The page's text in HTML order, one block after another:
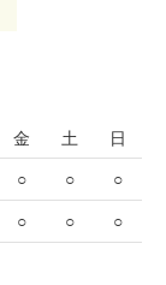
金 土 日
○ ○ ○
○ ○ ○